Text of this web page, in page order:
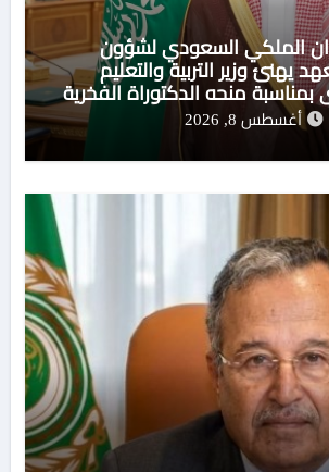
الملكي السعودي لشؤون
يهنئ وزير التربية والتعليم
بمناسبة منحه الدكتوراة الفخرية
اليابانية
أغسطس 8, 2026